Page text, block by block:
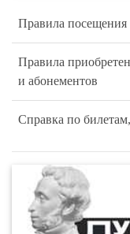
Правила посещения
Правила
и абонементов
Справка по